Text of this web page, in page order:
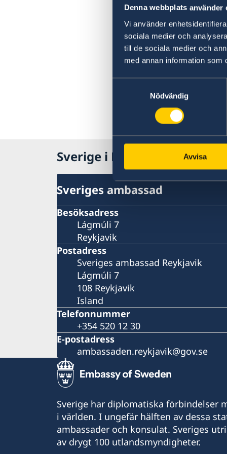
Denna webbplats använder
Vi använder
sociala medier och
till de sociala medier och
med annan information som
Nödvändig
Avvisa
Sverige i Reykjavik
Sveriges ambassad
Besöksadress
Lágmúli 7
Reykjavik
Postadress
Sveriges ambassad Reykjavik
Lágmúli 7
108 Reykjavik
Island
Telefonnummer
+354 520 12 30
E-postadress
ambassaden.reykjavik@gov.se
Sverige har diplomatiska förbindelser
i världen. I ungefär hälften av dessa
ambassader och konsulat. Sveriges
av drygt 100 utlandsmyndigheter.